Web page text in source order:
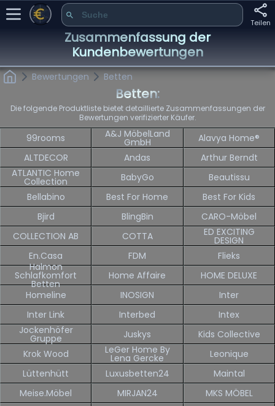
Teilen
Zusammenfassung der
Kundenbewertungen
Bewertungen Betten
Betten:
Die folgende Produktliste bietet detaillierte Zusammenfassungen der
Bewertungen verifizierter Käufer.
99rooms A&J MöbelLand
GmbH
Alavya Home®
ALTDECOR
Andas
Arthur Berndt
ATLANTIC Home
Collection BabyGo
Beautissu
Bellabino
Best For Home
Best For Kids
Bjird
BlingBin
CARO-Möbel
COLLECTION AB
COTTA ED EXCITING
DESIGN
En.casa
FDM
Flieks
Halmon
Schlafkomfort
Betten
Home Affaire
HOME DELUXE
Homeline
INOSIGN
Inter
Inter Link
Interbed
Intex
Jockenhöfer
Gruppe Juskys
Kids Collective
Krok Wood
LeGer Home By
Lena Gercke
Leonique
Lüttenhütt
Luxusbetten24
Maintal
Meise.möbel
MIRJAN24
MKS MÖBEL